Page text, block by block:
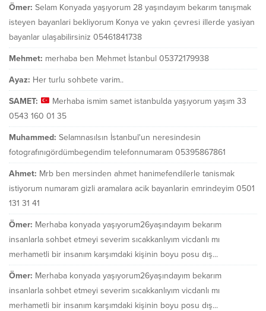
Ömer: Selam Konyada yaşıyorum 28 yaşındayım bekarım tanışmak
isteyen bayanlari bekliyorum Konya ve yakın çevresi illerde yasiyan
bayanlar ulaşabilirsiniz 05461841738
Mehmet: merhaba ben Mehmet İstanbul 05372179938
Ayaz: Her turlu sohbete varim..
SAMET:
Merhaba ismim samet istanbulda yaşıyorum yaşım 33
0543 160 01 35
Muhammed: Selamnasılsın İstanbul'un neresindesin
fotografınıgördümbegendim telefonnumaram 05395867861
Ahmet: Mrb ben mersinden ahmet hanimefendilerle tanismak
istiyorum numaram gizli aramalara acik bayanlarin emrindeyim 0501
131 31 41
Ömer: Merhaba konyada yaşıyorum26yaşındayım bekarım
insanlarla sohbet etmeyi severim sıcakkanlıyım vicdanlı mı
merhametli bir insanım karşımdaki kişinin boyu posu dış...
Ömer: Merhaba konyada yaşıyorum26yaşındayım bekarım
insanlarla sohbet etmeyi severim sıcakkanlıyım vicdanlı mı
merhametli bir insanım karşımdaki kişinin boyu posu dış...